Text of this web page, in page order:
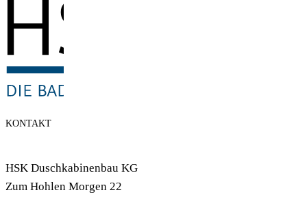
KONTAKT
HSK Duschkabinenbau KG
Zum Hohlen Morgen 22